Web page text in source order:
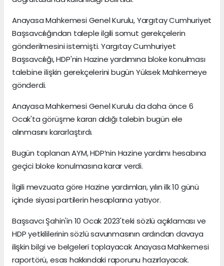
Anayasa Mahkemesi Genel Kurulu, Yargıtay Cumhuriyet
Başsavcılığından taleple ilgili somut gerekçelerin
gönderilmesini istemişti. Yargıtay Cumhuriyet
Başsavcılığı, HDP'nin Hazine yardımına bloke konulması
talebine ilişkin gerekçelerini bugün Yüksek Mahkemeye
gönderdi.
Anayasa Mahkemesi Genel Kurulu da daha önce 6
Ocak'ta görüşme kararı aldığı talebin bugün ele
alınmasını kararlaştırdı.
Bugün toplanan AYM, HDP’nin Hazine yardımı hesabına
geçici bloke konulmasına karar verdi.
İlgili mevzuata göre Hazine yardımları, yılın ilk 10 günü
içinde siyasi partilerin hesaplarına yatıyor.
Başsavcı Şahin'in 10 Ocak 2023'teki sözlü açıklaması ve
HDP yetkililerinin sözlü savunmasının ardından davaya
ilişkin bilgi ve belgeleri toplayacak Anayasa Mahkemesi
raportörü, esas hakkındaki raporunu hazırlayacak.